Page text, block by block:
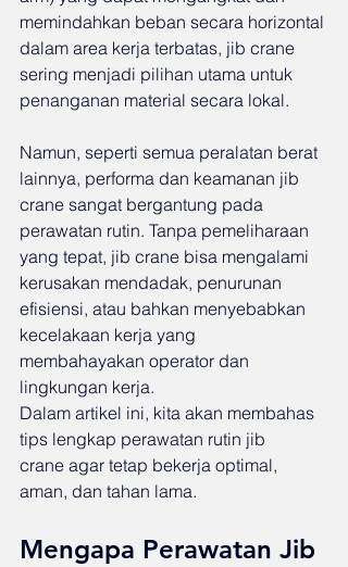
memindahkan beban secara horizontal
dalam area kerja terbatas, jib crane
sering menjadi pilihan utama untuk
penanganan material secara lokal.
Namun, seperti semua peralatan berat
lainnya, performa dan keamanan jib
crane sangat bergantung pada
perawatan rutin. Tanpa pemeliharaan
yang tepat, jib crane bisa mengalami
kerusakan mendadak, penurunan
efisiensi, atau bahkan menyebabkan
kecelakaan kerja yang
membahayakan operator dan
lingkungan kerja.
Dalam artikel ini, kita akan membahas
tips lengkap perawatan rutin jib
crane agar tetap bekerja optimal,
aman, dan tahan lama.
Mengapa Perawatan Jib